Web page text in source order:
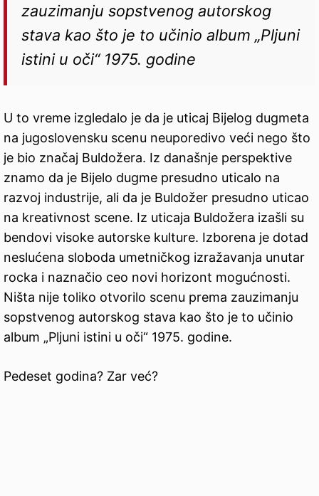
zauzimanju sopstvenog autorskog
stava kao što je to učinio album „Pljuni
istini u oči“ 1975. godine
U to vreme izgledalo je da je uticaj Bijelog dugmeta
na jugoslovensku scenu neuporedivo veći nego što
je bio značaj Buldožera. Iz današnje perspektive
znamo da je Bijelo dugme presudno uticalo na
razvoj industrije, ali da je Buldožer presudno uticao
na kreativnost scene. Iz uticaja Buldožera izašli su
bendovi visoke autorske kulture. Izborena je dotad
neslućena sloboda umetničkog izražavanja unutar
rocka i naznačio ceo novi horizont mogućnosti.
Ništa nije toliko otvorilo scenu prema zauzimanju
sopstvenog autorskog stava kao što je to učinio
album „Pljuni istini u oči“ 1975. godine.
Pedeset godina? Zar već?